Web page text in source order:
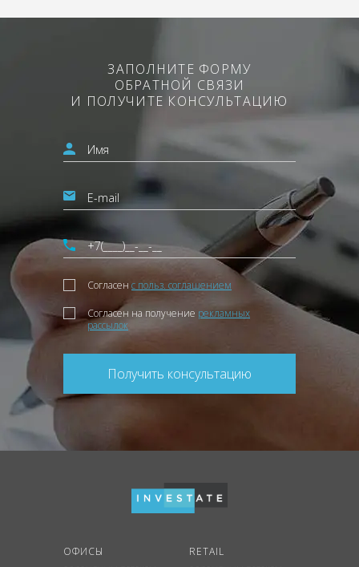
ЗАПОЛНИТЕ ФОРМУ
ОБРАТНОЙ СВЯЗИ
И ПОЛУЧИТЕ КОНСУЛЬТАЦИЮ
Согласен с польз. соглашением
Согласен на получение рекламных
рассылок
Получить консультацию
ОФИСЫ
RETAIL